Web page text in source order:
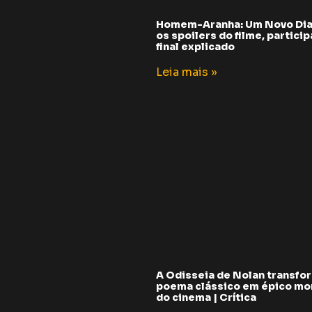
Homem-Aranha: Um Novo
os spoilers do filme,
final explicado
Leia mais »
A Odisseia de Nolan
poema clássico em épico
do cinema | Crítica